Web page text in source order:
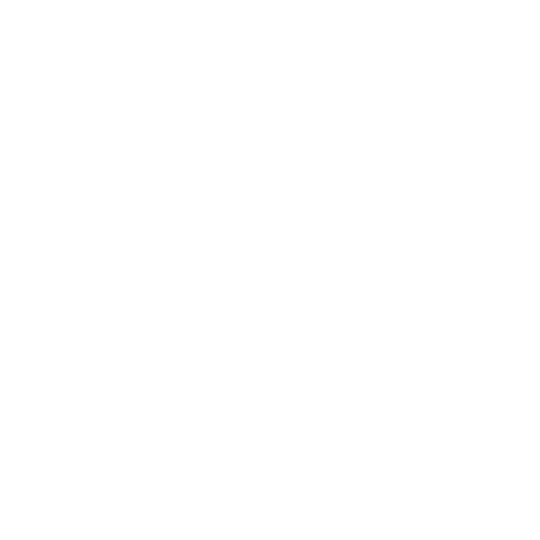
wir erneut einen
sehr schön und
der gut getarnt
wussten, wo wir zuerst
ein voller Erfolg,
Somit haben wir heute
Mal und sonnige
Absprache entschieden